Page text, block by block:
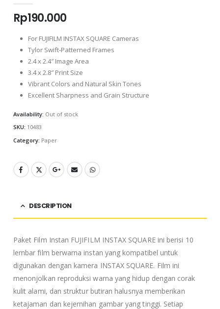
Rp190.000
For FUJIFILM INSTAX SQUARE Cameras
Tylor Swift-Patterned Frames
2.4 x 2.4″ Image Area
3.4 x 2.8″ Print Size
Vibrant Colors and Natural Skin Tones
Excellent Sharpness and Grain Structure
Availability: Out of stock
SKU: 10483
Category: Paper
DESCRIPTION
Paket Film Instan FUJIFILM INSTAX SQUARE ini berisi 10
lembar film berwarna instan yang kompatibel untuk
digunakan dengan kamera INSTAX SQUARE. Film ini
menonjolkan reproduksi warna yang hidup dengan corak
kulit alami, dan struktur butiran halusnya memberikan
ketajaman dan kejernihan gambar yang tinggi. Setiap